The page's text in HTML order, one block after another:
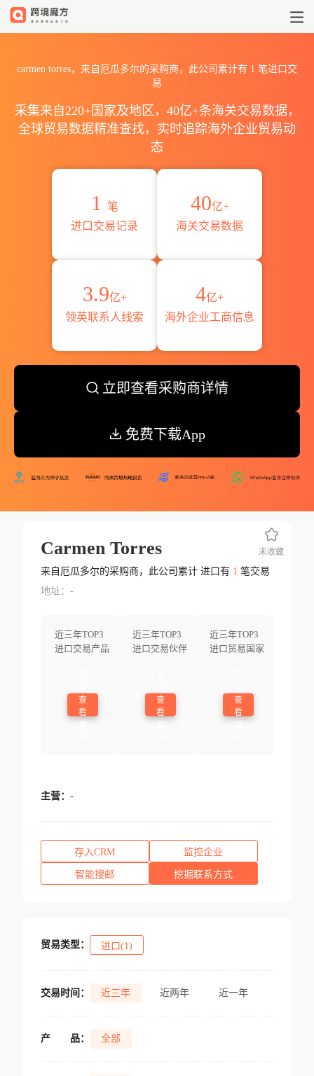
carmen torres，来自厄瓜多尔的采购商，此公司累计有 1 笔进口交
易
采集来自220+国家及地区，40亿+条海关交易数据，
全球贸易数据精准查找，实时追踪海外企业贸易动
态
1
笔
进口交易记录
40亿+
海关交易数据
3.9亿+
领英联系人线索
4亿+
海外企业工商信息
立即查看采购商详情
免费下载App
Carmen Torres
来自厄瓜多尔的采购商，此公司累计 进口有 1 笔交易
地址：-
近三年TOP3
进口交易产品
查
看
近三年TOP3
进口交易伙伴
查
看
近三年TOP3
进口贸易国家
查
看
未收藏
主营： -
存入CRM 监控企业
智能搜邮 挖掘联系方式
贸易类型： 进口(1)
交易时间： 近三年 近两年 近一年
产 品： 全部